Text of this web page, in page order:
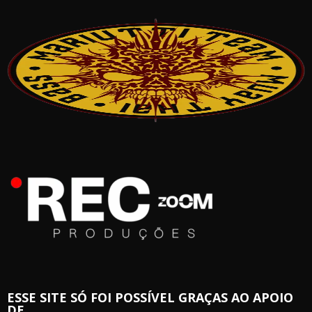
ESSE SITE SÓ FOI POSSÍVEL GRAÇAS AO APOIO